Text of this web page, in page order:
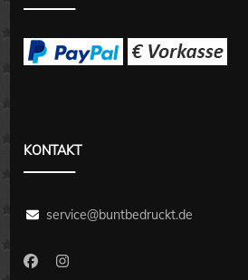
KONTAKT
service@buntbedruckt.de